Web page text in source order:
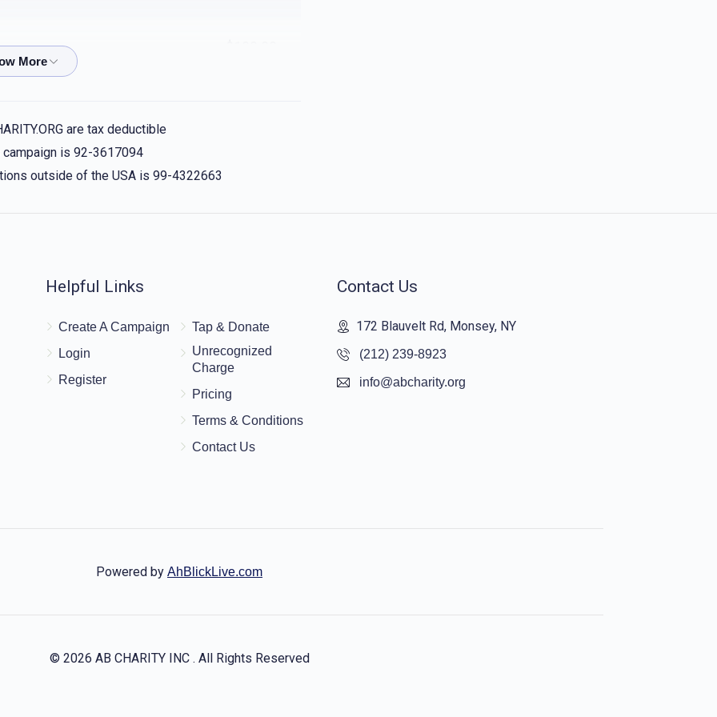
בערגער, משה גאלד, יעקב גליק - גבאי הקרן,
$36.00
are tax deductible
is 92-3617094
outside of the USA is 99-4322663
Helpful Links
Create A Campaign
Login
Register
Tap & Donate
Unrecognized
Charge
Pricing
Terms & Conditions
Contact Us
Contact Us
172 Blauvelt Rd, Monsey, NY
(212) 239-8923
info@abcharity.org
Powered by AhBlickLive.com
© 2026 AB CHARITY INC . All Rights Reserved